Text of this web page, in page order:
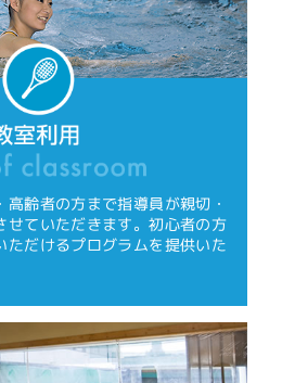
齢者の方まで指導員が親切・
せていただきます。初心者の方
ただけるプログラムを提供いた